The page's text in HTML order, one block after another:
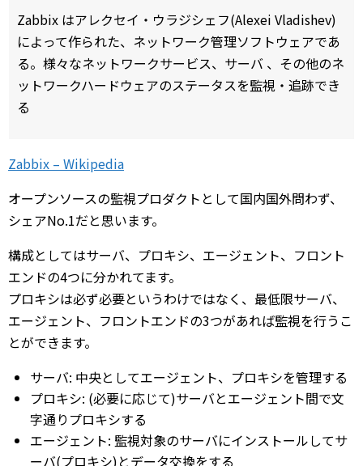
Zabbix はアレクセイ・ウラジシェフ(Alexei Vladishev)
によって作られた、ネットワーク管理ソフトウェアであ
る。様々なネットワークサービス、サーバ 、その他のネ
ットワークハードウェアのステータスを監視・追跡でき
る
Zabbix – Wikipedia
オープンソースの監視プロダクトとして国内国外問わず、
シェアNo.1だと思います。
構成としてはサーバ、プロキシ、エージェント、フロント
エンドの4つに分かれてます。
プロキシは必ず必要というわけではなく、最低限サーバ、
エージェント、フロントエンドの3つがあれば監視を行うこ
とができます。
サーバ: 中央としてエージェント、プロキシを管理する
プロキシ: (必要に応じて)サーバとエージェント間で文
字通りプロキシする
エージェント: 監視対象のサーバにインストールしてサ
ーバ(プロキシ)とデータ交換をする